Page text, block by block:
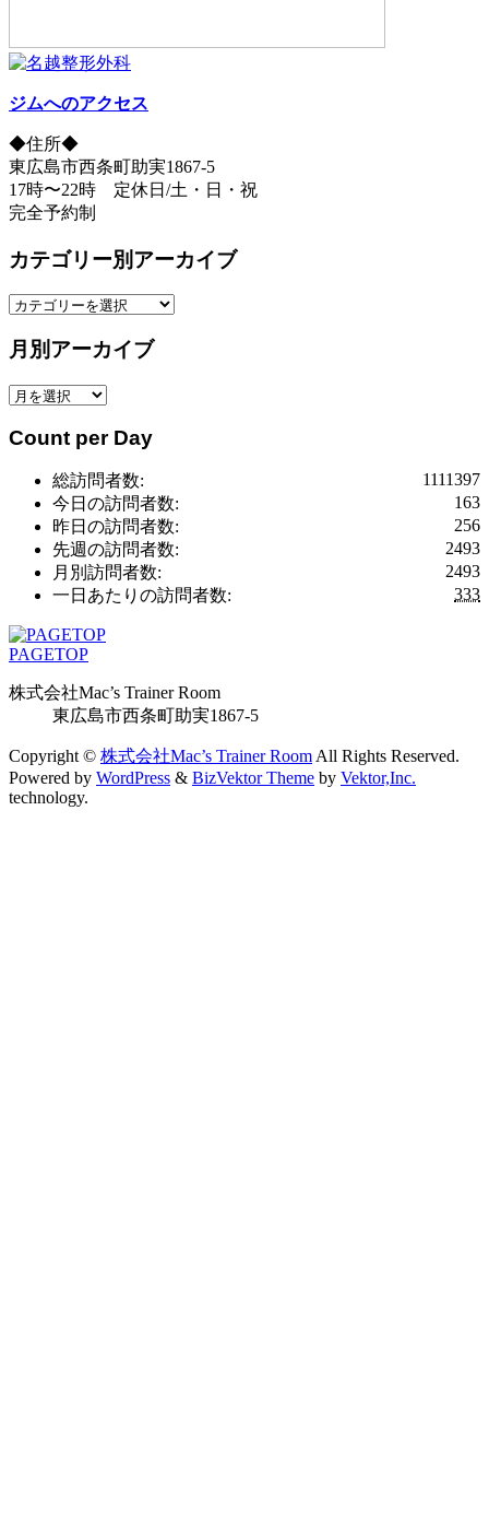
ジムへのアクセス
◆住所◆
東広島市西条町助実1867-5
17時〜22時 定休日/土・日・祝
完全予約制
カテゴリー別アーカイブ
カ
ゴ
ー
ア
月別アーカイブ
月
ア
Count per Day
1111397
総訪問者数:
163
今日の訪問者数:
256
昨日の訪問者数:
2493
先週の訪問者数:
2493
月別訪問者数:
333
一日あたりの訪問者数:
PAGETOP
株式会社Mac’s Trainer Room
東広島市西条町助実1867-5
Copyright © 株式会社Mac’s Trainer Room All Rights Reserved.
Powered by WordPress & BizVektor Theme by Vektor,Inc.
technology.